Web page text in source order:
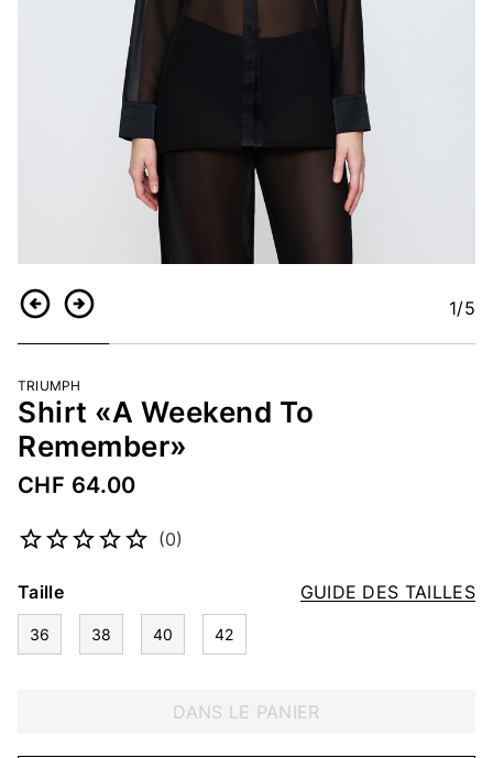
RetourContinuer 1/5
TRIUMPH
Shirt «A Weekend To
Remember»
CHF 64.00
(0)
GUIDE DES TAILLES
Taille
36 38 40 42
DANS LE PANIER